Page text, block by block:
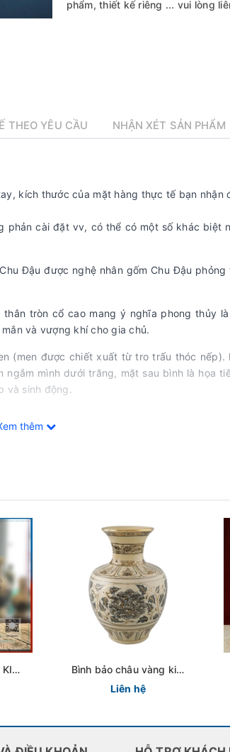
phẩm, thiết kế riêng ... vui lòng
THEO YÊU CẦU NHẬN XÉT SẢN PHẨM
kích thước của mặt hàng thực tế bạn nhận
phản cài đặt vv, có thể có một số khác biệt
Đậu được nghệ nhân gốm Chu Đậu phỏng
tròn cổ cao mang ý nghĩa phong thủy
và vượng khí cho gia chủ.
(men được chiết xuất từ tro trấu thóc nếp).
mình dưới trăng, mặt sau bình là họa
và sinh động.
thêm
KIM
Bình bảo châu vàng kim
gốm Chu Đậu
Liên hệ